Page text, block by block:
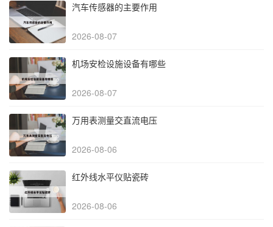
汽车传感器的主要作用
2026-08-07
机场安检设施设备有哪些
2026-08-07
万用表测量交直流电压
2026-08-06
红外线水平仪贴瓷砖
2026-08-06